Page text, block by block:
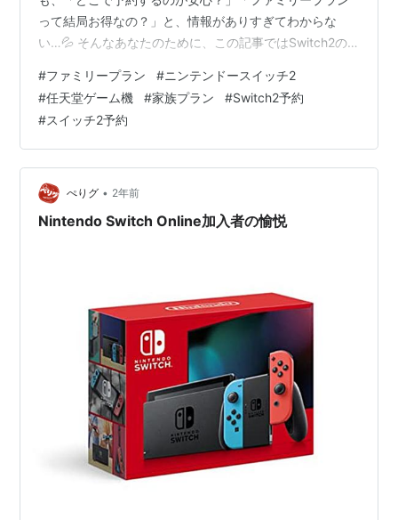
って結局お得なの？」と、情報がありすぎてわからな
い…💦 そんなあなたのために、この記事ではSwitch2の
法までを完全網羅💡 🌟最後まで読めば、Switch2の予約
もファミリープランも「もう迷わない」状態になれま
す！主婦目線でわかりやすく、子どもや家族とのプレイ
にもぴったりの情報を詰め込んでいるので、家族ゲーマ
ーさん必見です👨‍👩‍👧‍👦✨ (この記事には一部プロモーシ
ョンが含ま…
#ファミリープラン #ニンテンドースイッチ2
#任天堂ゲーム機 #家族プラン #Switch2予約
#スイッチ2予約
ぺりグ • 2年前
Nintendo Switch Online加入者の愉悦